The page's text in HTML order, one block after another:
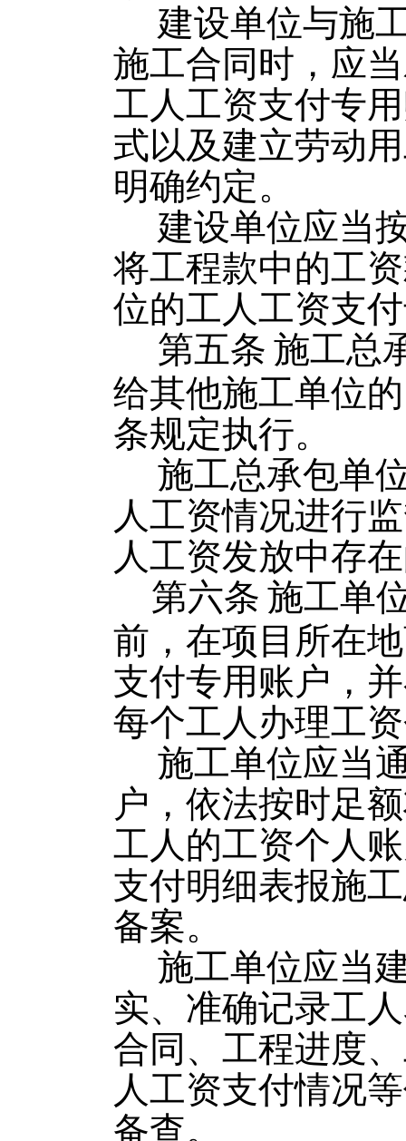
建设单位与施
施工合同时，应
工人工资支付专
式以及建立劳动
明确约定。
建设单位应当
将工程款中的工
位的工人工资支
第五条 施工总
给其他施工单位
条规定执行。
施工总承包单
人工资情况进行
人工资发放中存
第六条 施工单
前，在项目所在
支付专用账户，
每个工人办理工
施工单位应当
户，依法按时足
工人的工资个人
支付明细表报施
备案。
施工单位应当
实、准确记录工
合同、工程进度
人工资支付情况
备查。